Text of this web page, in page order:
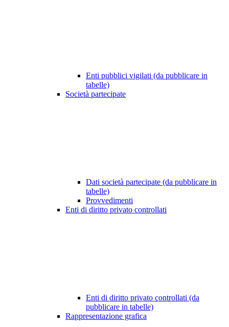
Enti pubblici vigilati (da pubblicare in
tabelle)
Società partecipate
Dati società partecipate (da pubblicare in
tabelle)
Provvedimenti
Enti di diritto privato controllati
Enti di diritto privato controllati (da
pubblicare in tabelle)
Rappresentazione grafica